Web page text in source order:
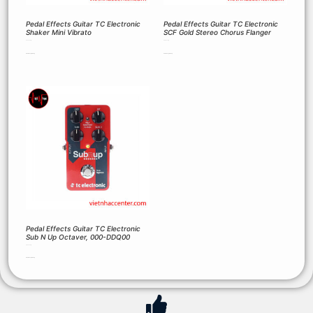
Pedal Effects Guitar TC Electronic
Shaker Mini Vibrato
Pedal Effects Guitar TC Electronic
SCF Gold Stereo Chorus Flanger
Pedal Effects Guitar TC Electronic
Sub N Up Octaver, 000-DDQ00